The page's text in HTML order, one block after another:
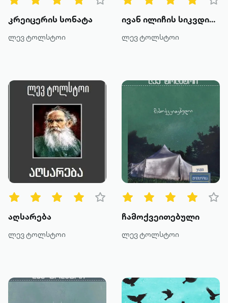
კრეიცერის სონატა
ლევ ტოლსტოი
ივან ილიჩის სიკვდილი
ლევ ტოლსტოი
აღსარება
ლევ ტოლსტოი
ჩამოქვეითებული
ლევ ტოლსტოი